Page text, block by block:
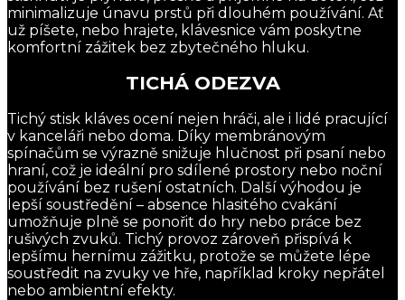
minimalizuje únavu prstů při dlouhém používání. Ať
už píšete, nebo hrajete, klávesnice vám poskytne
komfortní zážitek bez zbytečného hluku.
TICHÁ ODEZVA
Tichý stisk kláves ocení nejen hráči, ale i lidé pracující
v kanceláři nebo doma. Díky membránovým
spínačům se výrazně snižuje hlučnost při psaní nebo
hraní, což je ideální pro sdílené prostory nebo noční
používání bez rušení ostatních. Další výhodou je
lepší soustředění – absence hlasitého cvakání
umožňuje plně se ponořit do hry nebo práce bez
rušivých zvuků. Tichý provoz zároveň přispívá k
lepšímu hernímu zážitku, protože se můžete lépe
soustředit na zvuky ve hře, například kroky nepřátel
nebo ambientní efekty.